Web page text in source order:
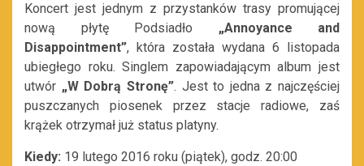
Koncert jest jednym z przystanków trasy promującej
nową płytę Podsiadło „Annoyance and
Disappointment”, która została wydana 6 listopada
ubiegłego roku. Singlem zapowiadającym album jest
utwór „W Dobrą Stronę”. Jest to jedna z najczęściej
puszczanych piosenek przez stacje radiowe, zaś
krążek otrzymał już status platyny.
Kiedy: 19 lutego 2016 roku (piątek), godz. 20:00